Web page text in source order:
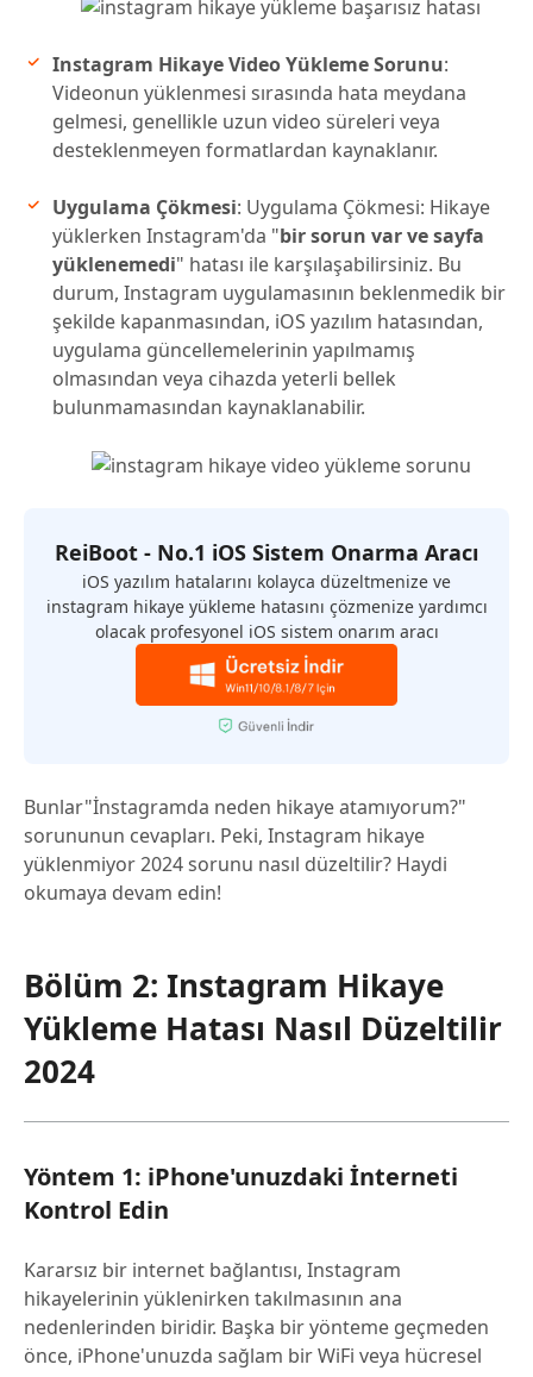
Instagram Hikaye Video Yükleme Sorunu:
Videonun yüklenmesi sırasında hata meydana
gelmesi, genellikle uzun video süreleri veya
desteklenmeyen formatlardan kaynaklanır.
Uygulama Çökmesi: Uygulama Çökmesi: Hikaye
yüklerken Instagram'da "bir sorun var ve sayfa
yüklenemedi" hatası ile karşılaşabilirsiniz. Bu
durum, Instagram uygulamasının beklenmedik bir
şekilde kapanmasından, iOS yazılım hatasından,
uygulama güncellemelerinin yapılmamış
olmasından veya cihazda yeterli bellek
bulunmamasından kaynaklanabilir.
ReiBoot - No.1 iOS Sistem Onarma Aracı
iOS yazılım hatalarını kolayca düzeltmenize ve
instagram hikaye yükleme hatasını çözmenize yardımcı
olacak profesyonel iOS sistem onarım aracı
Bunlar"İnstagramda neden hikaye atamıyorum?"
sorununun cevapları. Peki, Instagram hikaye
yüklenmiyor 2024 sorunu nasıl düzeltilir? Haydi
okumaya devam edin!
Bölüm 2: Instagram Hikaye
Yükleme Hatası Nasıl Düzeltilir
2024
Yöntem 1: iPhone'unuzdaki İnterneti
Kontrol Edin
Kararsız bir internet bağlantısı, Instagram
hikayelerinin yüklenirken takılmasının ana
nedenlerinden biridir. Başka bir yönteme geçmeden
önce, iPhone'unuzda sağlam bir WiFi veya hücresel